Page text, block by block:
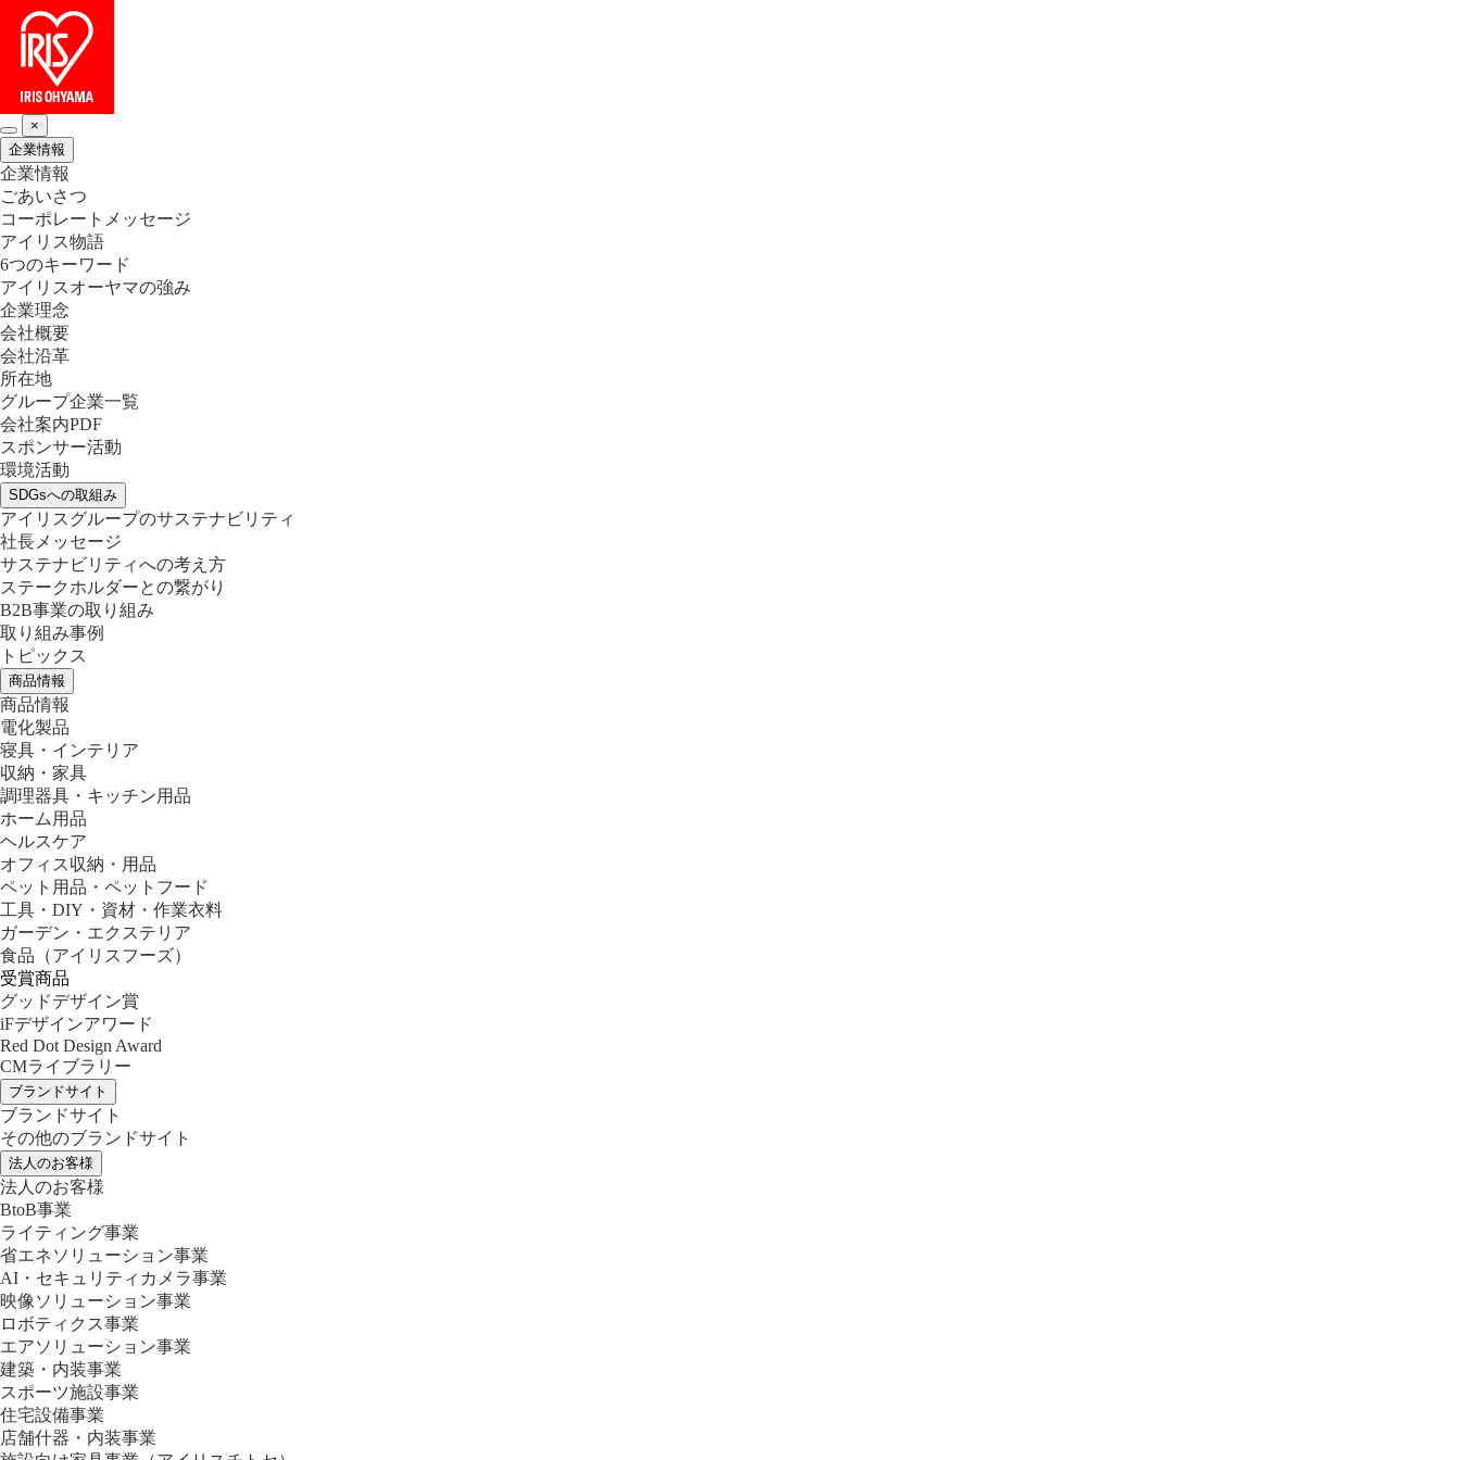
×
企業情報
企業情報
ごあいさつ
コーポレートメッセージ
アイリス物語
6つのキーワード
アイリスオーヤマの強み
企業理念
会社概要
会社沿革
所在地
グループ企業一覧
会社案内PDF
スポンサー活動
環境活動
SDGsへの取組み
アイリスグループのサステナビリティ
社長メッセージ
サステナビリティへの考え方
ステークホルダーとの繋がり
B2B事業の取り組み
取り組み事例
トピックス
商品情報
商品情報
電化製品
寝具・インテリア
収納・家具
調理器具・キッチン用品
ホーム用品
ヘルスケア
オフィス収納・用品
ペット用品・ペットフード
工具・DIY・資材・作業衣料
ガーデン・エクステリア
食品 （アイリスフーズ）
受賞商品
グッドデザイン賞
iFデザインアワード
Red Dot Design Award
CMライブラリー
ブランドサイト
ブランドサイト
その他のブランドサイト
法人のお客様
法人のお客様
BtoB事業
ライティング事業
省エネソリューション事業
AI・セキュリティカメラ事業
映像ソリューション事業
ロボティクス事業
エアソリューション事業
建築・内装事業
スポーツ施設事業
住宅設備事業
店舗什器・内装事業